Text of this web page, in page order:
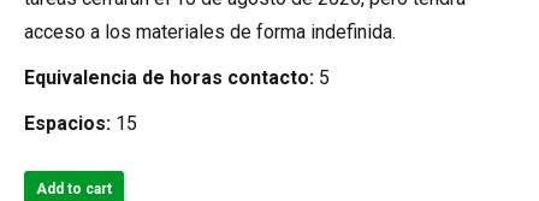
acceso a los materiales de forma indefinida.
Equivalencia de horas contacto: 5
Espacios: 15
Add to cart